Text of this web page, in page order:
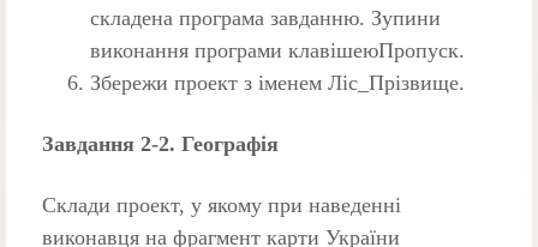
складена програма завданню. Зупини
виконання програми клавішеюПропуск.
Збережи проект з іменем Ліс_Прізвище.
Завдання 2-2. Географія
Склади проект, у якому при наведенні
виконавця на фрагмент карти України